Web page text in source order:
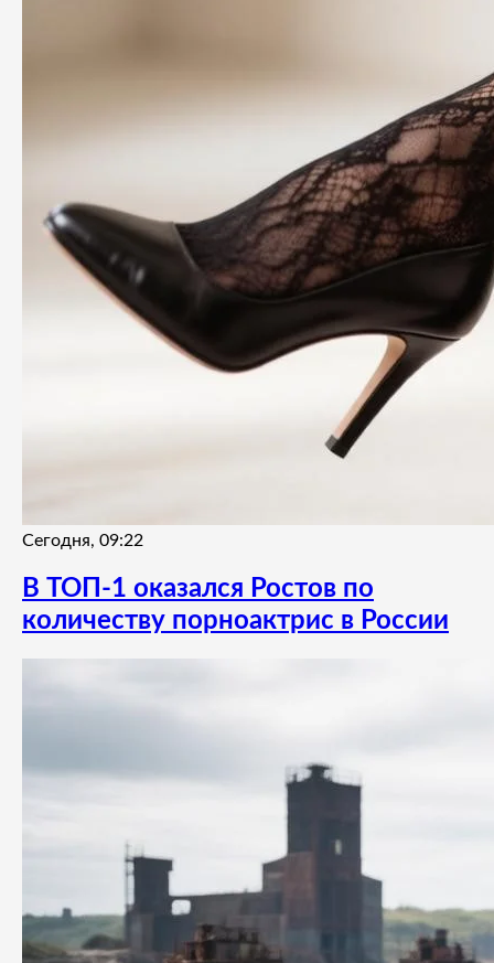
Сегодня, 09:22
В ТОП-1 оказался Ростов по
количеству порноактрис в России